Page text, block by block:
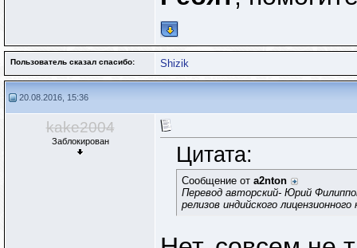
Пользователь сказал cпасибо: Shizik
20.08.2016, 15:36
kake2004
Заблокирован
Цитата:
Сообщение от a2nton
Перевод авторский- Юрий
релизов индийского